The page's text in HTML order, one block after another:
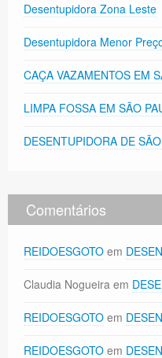
Desentupidora Zona Leste
Desentupidora Menor
CAÇA VAZAMENTOS EM
LIMPA FOSSA EM SÃO
DESENTUPIDORA DE
Comentários
REIDOESGOTO em
Claudia Nogueira em
REIDOESGOTO em
REIDOESGOTO em